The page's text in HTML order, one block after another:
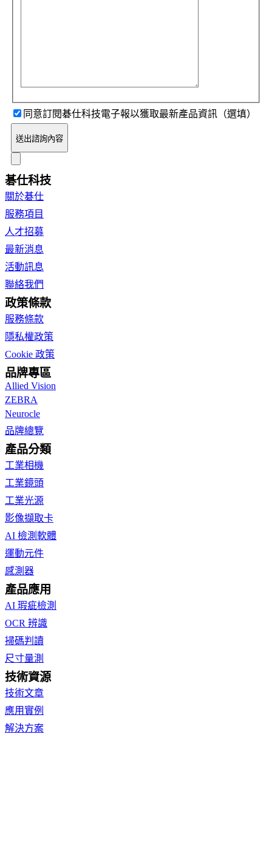
同意訂閱碁仕科技電子報以獲取最新產品資訊（選填）
送出諮詢內容
碁仕科技
關於碁仕
服務項目
人才招募
最新消息
活動訊息
聯絡我們
政策條款
服務條款
隱私權政策
Cookie 政策
品牌專區
Allied Vision
ZEBRA
Neurocle
品牌總覽
產品分類
工業相機
工業鏡頭
工業光源
影像擷取卡
AI 檢測軟體
運動元件
感測器
產品應用
AI 瑕疵檢測
OCR 辨識
掃碼判讀
尺寸量測
技術資源
技術文章
應用實例
解決方案